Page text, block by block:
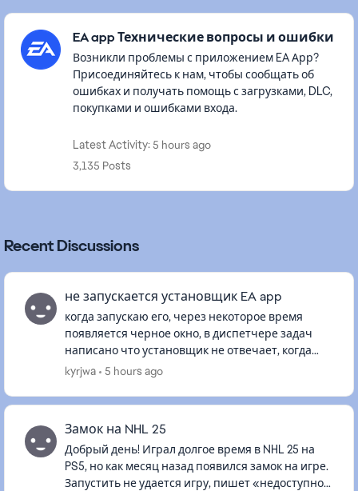
Featured Places
EA app Технические вопросы и ошибки
Возникли проблемы с приложением EA Арр?
Присоединяйтесь к нам, чтобы сообщать об
ошибках и получать помощь с загрузками, DLC,
покупками и ошибками входа.
Latest Activity: 5 hours ago
3,135 Posts
Recent Discussions
не запускается установщик EA app
когда запускаю его, через некоторое время
появляется черное окно, в диспетчере задач
написано что установщик не отвечает, когда
тыкаю по окну он также не отвечает. началось
kyrjwa 5 hours ago
Замок на NHL 25
Добрый день! Играл долгое время в NHL 25 на
PS5, но как месяц назад появился замок на игре.
Запустить не удается игру, пишет «недоступно»